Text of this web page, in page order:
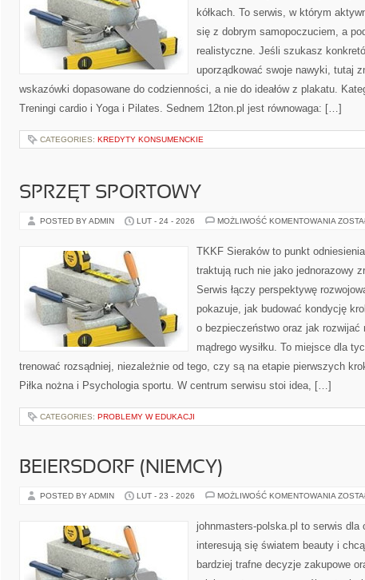
kółkach. To serwis, w którym
się z dobrym samopoczuciem, a
realistyczne. Jeśli szukasz
uporządkować swoje nawyki, tutaj
wskazówki dopasowane do codzienności, a nie do ideałów z plakatu.
Treningi cardio i Yoga i Pilates. Sednem 12ton.pl jest równowaga: […]
CATEGORIES: KREDYTY KONSUMENCKIE
SPRZĘT SPORTOWY
POSTED BY ADMIN LUT - 24 - 2026 MOŻLIWOŚĆ KOMENTOWANIA
TKKF Sieraków to punkt
traktują ruch nie jako jednorazowy
Serwis łączy perspektywę
pokazuje, jak budować kondycję
o bezpieczeństwo oraz jak rozwijać
mądrego wysiłku. To miejsce dla
trenować rozsądniej, niezależnie od tego, czy są na etapie pierwszych
Piłka nożna i Psychologia sportu. W centrum serwisu stoi idea, […]
CATEGORIES: PROBLEMY W EDUKACJI
BEIERSDORF (NIEMCY)
POSTED BY ADMIN LUT - 23 - 2026 MOŻLIWOŚĆ KOMENTOWANIA
johnmasters-polska.pl to serwis dla
interesują się światem beauty i
bardziej trafne decyzje zakupowe